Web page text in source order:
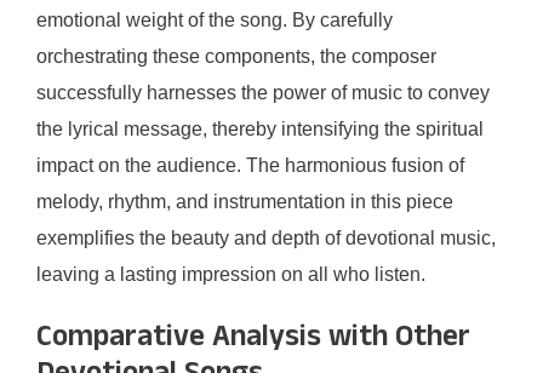
emotional weight of the song. By carefully
orchestrating these components, the composer
successfully harnesses the power of music to convey
the lyrical message, thereby intensifying the spiritual
impact on the audience. The harmonious fusion of
melody, rhythm, and instrumentation in this piece
exemplifies the beauty and depth of devotional music,
leaving a lasting impression on all who listen.
Comparative Analysis with Other